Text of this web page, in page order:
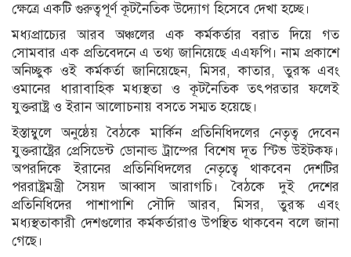
ক্ষেত্রে একটি গুরুত্বপূর্ণ কূটনৈতিক উদ্যোগ হিসেবে দেখা হচ্ছে।
মধ্যপ্রাচ্যের আরব অঞ্চলের এক কর্মকর্তার বরাত দিয়ে গত
সোমবার এক প্রতিবেদনে এ তথ্য জানিয়েছে এএফপি। নাম প্রকাশে
অনিচ্ছুক ওই কর্মকর্তা জানিয়েছেন, মিসর, কাতার, তুরস্ক এবং
ওমানের ধারাবাহিক মধ্যস্থতা ও কূটনৈতিক তৎপরতার ফলেই
যুক্তরাষ্ট্র ও ইরান আলোচনায় বসতে সম্মত হয়েছে।
ইস্তাম্বুলে অনুষ্ঠেয় বৈঠকে মার্কিন প্রতিনিধিদলের নেতৃত্ব দেবেন
যুক্তরাষ্ট্রের প্রেসিডেন্ট ডোনাল্ড ট্রাম্পের বিশেষ দূত স্টিভ উইটকফ।
অপরদিকে ইরানের প্রতিনিধিদলের নেতৃত্বে থাকবেন দেশটির
পররাষ্ট্রমন্ত্রী সৈয়দ আব্বাস আরাগচি। বৈঠকে দুই দেশের
প্রতিনিধিদের পাশাপাশি সৌদি আরব, মিসর, তুরস্ক এবং
মধ্যস্থতাকারী দেশগুলোর কর্মকর্তারাও উপস্থিত থাকবেন বলে জানা
গেছে।